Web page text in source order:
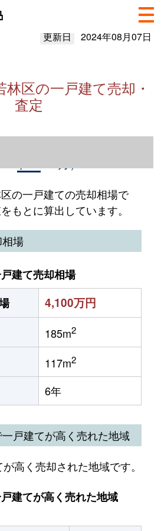
更新日 2024年08月07日
区の一戸建て売却・
査定
の一戸建ての売却相場で
もとに算出しています。
場
建て売却相場
4,100万円
185m2
117m2
6年
戸建てが高く売れた地域
高く売却された地域です。
建てが高く売れた地域